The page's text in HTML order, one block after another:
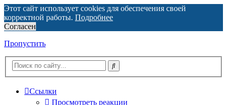
Этот сайт использует cookies для обеспечения своей
корректной работы. Подробнее
Согласен
Пропустить
Ссылки
Просмотреть реакции